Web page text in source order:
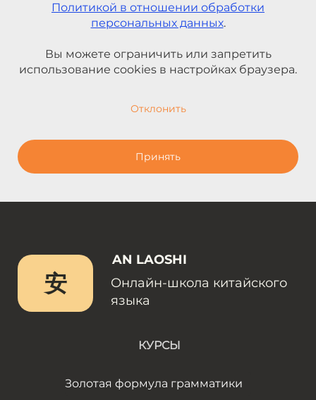
Политикой в отношении обработки
персональных данных.
Вы можете ограничить или запретить
использование cookies в настройках браузера.
Отклонить
Принять
安
AN LAOSHI
Онлайн-школа китайского
языка
КУРСЫ
Золотая формула грамматики